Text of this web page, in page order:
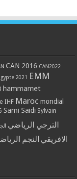
CAN 2016 CAN2022
2021 EMM
hammamet
IHF Maroc mondial
Sami Saidi Sylvain
الترجي الرياضي
الافريقي النجم